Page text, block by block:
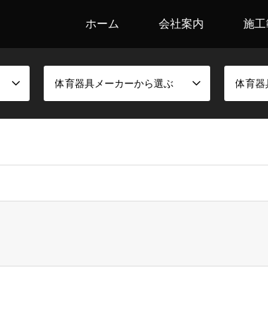
ホーム 会社案内 施工
体育器具メーカーから選ぶ 体育器